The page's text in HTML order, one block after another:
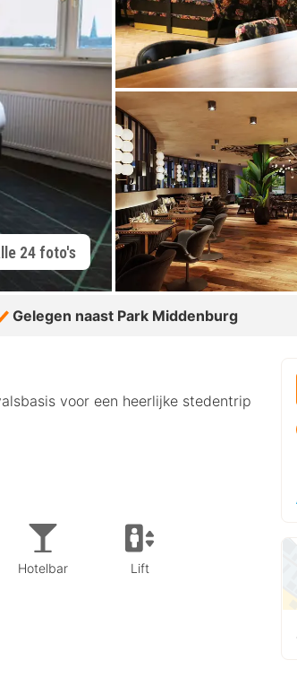
24 foto's
Gelegen naast Park Middenburg
voor een heerlijke stedentrip
Hotelbar Lift